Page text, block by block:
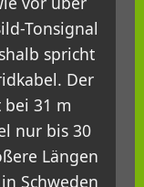
Tonsignal
spricht
Der
bei 31 m
nur bis 30
Längen
Schweden